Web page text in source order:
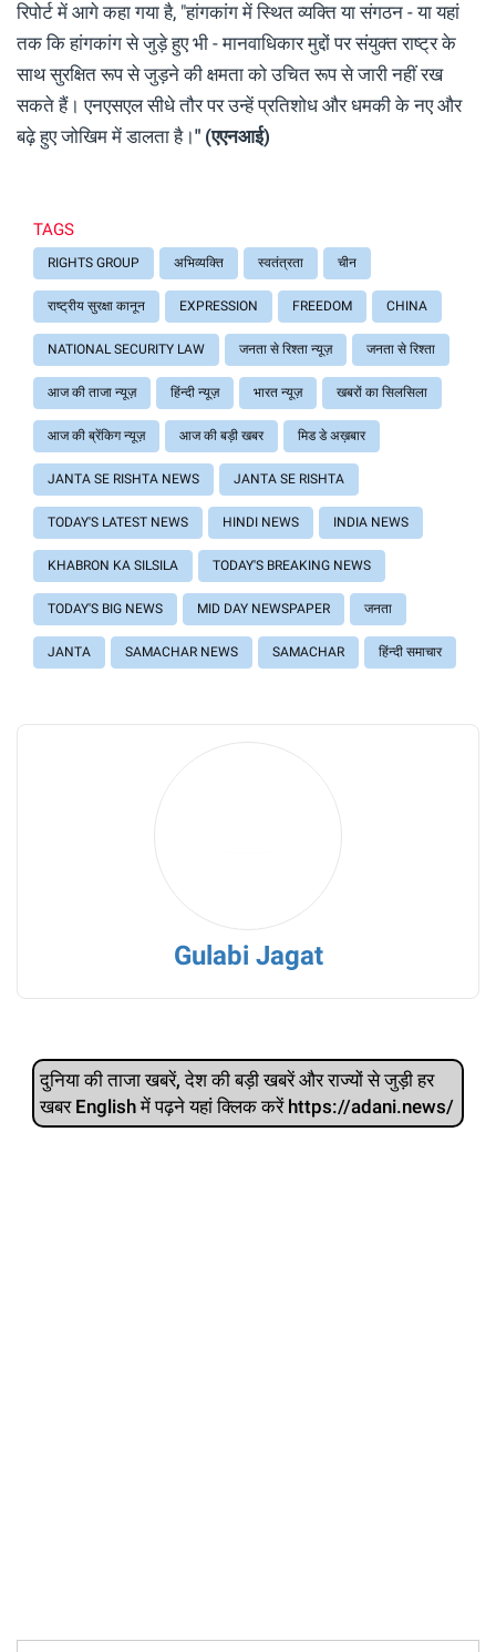
रिपोर्ट में आगे कहा गया है, "हांगकांग में स्थित व्यक्ति या संगठन - या यहां
तक ​​कि हांगकांग से जुड़े हुए भी - मानवाधिकार मुद्दों पर संयुक्त राष्ट्र के
साथ सुरक्षित रूप से जुड़ने की क्षमता को उचित रूप से जारी नहीं रख
सकते हैं। एनएसएल सीधे तौर पर उन्हें प्रतिशोध और धमकी के नए और
बढ़े हुए जोखिम में डालता है।" (एएनआई)
TAGS
RIGHTS GROUP अभिव्यक्ति स्वतंत्रता चीन
राष्ट्रीय सुरक्षा कानून EXPRESSION FREEDOM CHINA
NATIONAL SECURITY LAW जनता से रिश्ता न्यूज़ जनता से रिश्ता
आज की ताजा न्यूज़ हिंन्दी न्यूज़ भारत न्यूज़ खबरों का सिलसिला
आज की ब्रेंकिग न्यूज़ आज की बड़ी खबर मिड डे अख़बार
JANTA SE RISHTA NEWS JANTA SE RISHTA
TODAY'S LATEST NEWS HINDI NEWS INDIA NEWS
KHABRON KA SILSILA TODAY'S BREAKING NEWS
TODAY'S BIG NEWS MID DAY NEWSPAPER जनता
JANTA SAMACHAR NEWS SAMACHAR हिंन्दी समाचार
Gulabi Jagat
दुनिया की ताजा खबरें, देश की बड़ी खबरें और राज्‍यों से जुड़ी हर
खबर English में पढ़ने यहां क्लिक करें https://adani.news/